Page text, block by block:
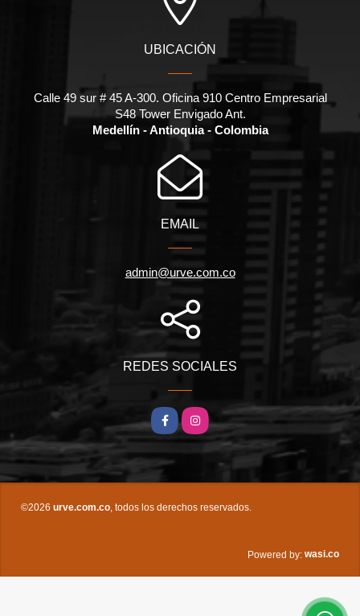
UBICACIÓN
Calle 49 sur # 45 A-300. Oficina 910 Centro Empresarial
S48 Tower Envigado Ant.
Medellín - Antioquia - Colombia
EMAIL
admin@urve.com.co
REDES SOCIALES
FacebookInstagram
©2026 urve.com.co, todos los derechos reservados.
Powered by: wasi.co